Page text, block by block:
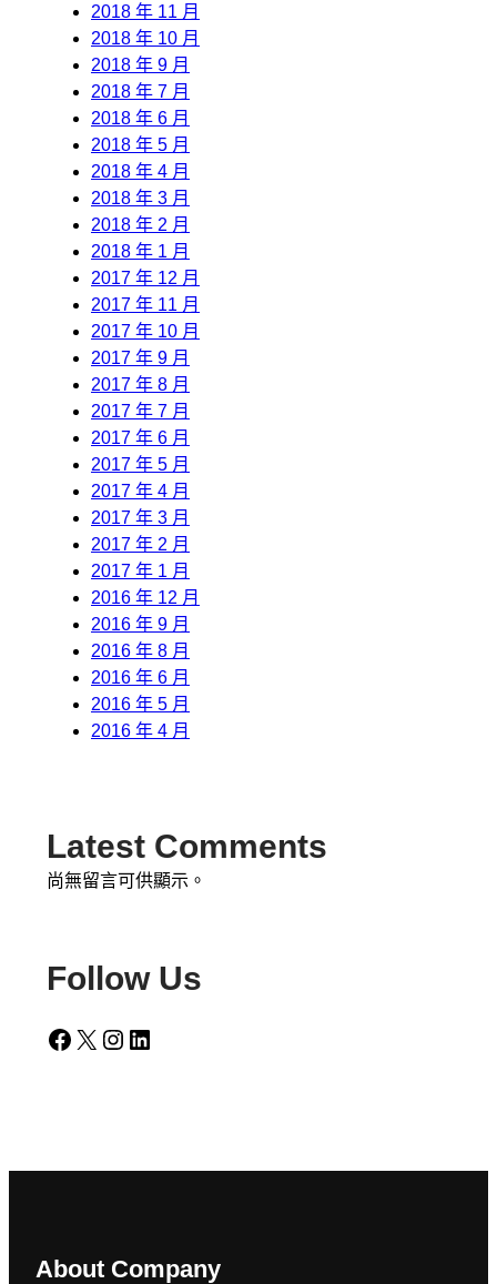
2018 年 11 月
2018 年 10 月
2018 年 9 月
2018 年 7 月
2018 年 6 月
2018 年 5 月
2018 年 4 月
2018 年 3 月
2018 年 2 月
2018 年 1 月
2017 年 12 月
2017 年 11 月
2017 年 10 月
2017 年 9 月
2017 年 8 月
2017 年 7 月
2017 年 6 月
2017 年 5 月
2017 年 4 月
2017 年 3 月
2017 年 2 月
2017 年 1 月
2016 年 12 月
2016 年 9 月
2016 年 8 月
2016 年 6 月
2016 年 5 月
2016 年 4 月
Latest Comments
尚無留言可供顯示。
Follow Us
Facebook X Instagram LinkedIn
About Company